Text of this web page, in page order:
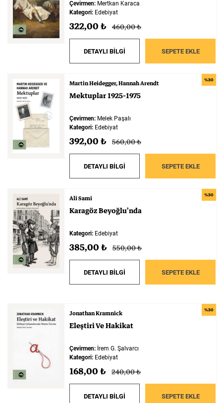
Felsefe
Çevirmen: Mertkan Karaca
Kategori: Edebiyat
322,00 ₺ 460,00 ₺
DETAYLI BİLGİ SEPETE EKLE
%30
Martin Heidegger Hannah Arendt
Mektuplar1925-1975
Çevirmen: Melek Paşalı
Kategori: Edebiyat
392,00 ₺ 560,00 ₺
DETAYLI BİLGİ SEPETE EKLE
%30
Ali Sami
KaragözBeyoğlu’nda
Kategori: Edebiyat
385,00 ₺ 550,00 ₺
DETAYLI BİLGİ SEPETE EKLE
%30
Jonathan Kramnick
EleştiriVeHakikat
Çevirmen: İrem G. Şalvarcı
Kategori: Edebiyat
168,00 ₺ 240,00 ₺
DETAYLI BİLGİ SEPETE EKLE